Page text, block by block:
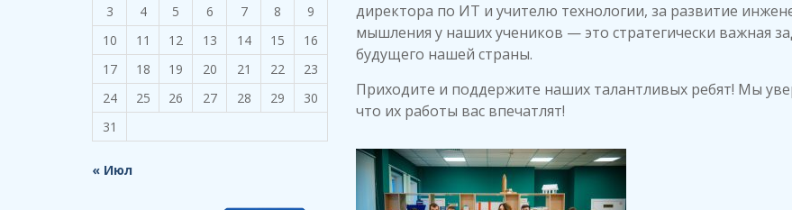
директора по ИТ и учителю технологии, за развитие
мышления у наших учеников — это стратегически важная
будущего нашей страны.
Приходите и поддержите наших талантливых ребят! Мы
что их работы вас впечатлят!
3
4 5 6 7 8
9
10
11 12 13 14 15
16
17
18 19 20 21 22
23
24
25 26 27 28 29
30
31
« Июл